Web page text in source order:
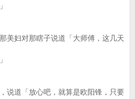
妇对那瞎子说道「大师傅，这几天
道「放心吧，就算是欧阳锋，只要